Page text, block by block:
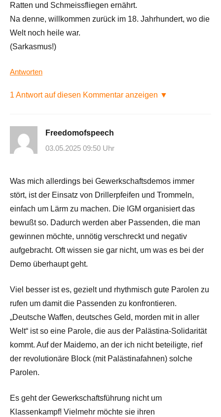
Ratten und Schmeissfliegen ernährt.
Na denne, willkommen zurück im 18. Jahrhundert, wo die
Welt noch heile war.
(Sarkasmus!)
Antworten
1 Antwort auf diesen Kommentar anzeigen ▼
Freedomofspeech
03.05.2025 09:50 Uhr
Was mich allerdings bei Gewerkschaftsdemos immer
stört, ist der Einsatz von Drillerpfeifen und Trommeln,
einfach um Lärm zu machen. Die IGM organisiert das
bewußt so. Dadurch werden aber Passenden, die man
gewinnen möchte, unnötig verschreckt und negativ
aufgebracht. Oft wissen sie gar nicht, um was es bei der
Demo überhaupt geht.
Viel besser ist es, gezielt und rhythmisch gute Parolen zu
rufen um damit die Passenden zu konfrontieren.
„Deutsche Waffen, deutsches Geld, morden mit in aller
Welt“ ist so eine Parole, die aus der Palästina-Solidarität
kommt. Auf der Maidemo, an der ich nicht beteiligte, rief
der revolutionäre Block (mit Palästinafahnen) solche
Parolen.
Es geht der Gewerkschaftsführung nicht um
Klassenkampf! Vielmehr möchte sie ihren